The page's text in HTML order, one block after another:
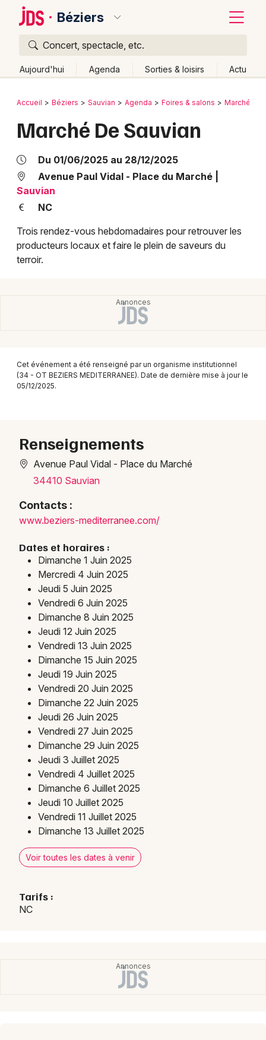
Béziers
Concert, spectacle, etc.
Aujourd'hui Agenda Sorties & loisirs Actu
Publier un événement
Grands événements
Activité & Expérience
Manifestations
Foires & salons
Soirées
Sorties & loisirs
Marchés en Languedoc-Roussillon
Marchés en Occitanie
Newsletter des sorties
Artistes en tournée
Actus à Béziers
Magazine à Béziers
Choisir mes départements
Bordeaux
Lille
Lyon
Mulhouse
Strasbourg
Toulouse
Retour
Accueil Béziers Sauvian Agenda Foires & salons Marchés
Marché De Sauvian
Du 01/06/2025 au 28/12/2025
Avenue Paul Vidal - Place du Marché
Sauvian
NC
Trois rendez-vous hebdomadaires pour retrouver les
producteurs locaux et faire le plein de saveurs du
terroir.
Cet événement a été renseigné par un organisme institutionnel
(34 - OT BEZIERS MEDITERRANEE). Date de dernière mise à jour le
05/12/2025.
Renseignements
Avenue Paul Vidal - Place du Marché
34410 Sauvian
Contacts :
www.beziers-mediterranee.com/
Dates et horaires :
Dimanche 1 Juin 2025
Mercredi 4 Juin 2025
Jeudi 5 Juin 2025
Vendredi 6 Juin 2025
Dimanche 8 Juin 2025
Jeudi 12 Juin 2025
Vendredi 13 Juin 2025
Dimanche 15 Juin 2025
Jeudi 19 Juin 2025
Vendredi 20 Juin 2025
Dimanche 22 Juin 2025
Jeudi 26 Juin 2025
Vendredi 27 Juin 2025
Dimanche 29 Juin 2025
Jeudi 3 Juillet 2025
Vendredi 4 Juillet 2025
Dimanche 6 Juillet 2025
Jeudi 10 Juillet 2025
Vendredi 11 Juillet 2025
Dimanche 13 Juillet 2025
Voir toutes les dates à venir
Tarifs :
NC
Quoi ?
Où ?
Languedoc-Roussillon
Partout
Près de moi
Quand ?
Effacer les dates
Aujourd'hui